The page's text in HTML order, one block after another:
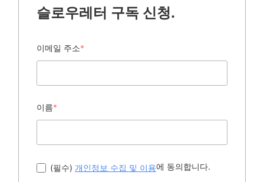
슬로우레터 구독 신청.
이메일 주소*
이름*
(필수) 개인정보 수집 및 이용에 동의합니다.